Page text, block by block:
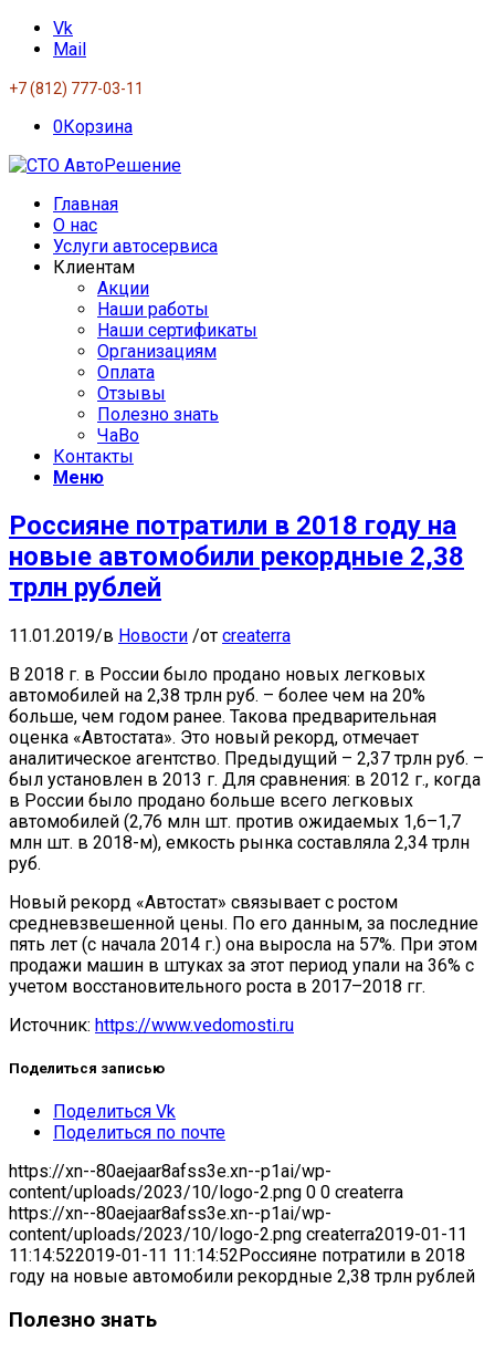
Vk
Mail
+7 (812) 777-03-11
0Корзина
Главная
О нас
Услуги автосервиса
Клиентам
Акции
Наши работы
Наши сертификаты
Организациям
Оплата
Отзывы
Полезно знать
ЧаВо
Контакты
Меню
Россияне потратили в 2018 году на
новые автомобили рекордные 2,38
трлн рублей
11.01.2019/в Новости /от createrra
В 2018 г. в России было продано новых легковых
автомобилей на 2,38 трлн руб. – более чем на 20%
больше, чем годом ранее. Такова предварительная
оценка «Автостата». Это новый рекорд, отмечает
аналитическое агентство. Предыдущий – 2,37 трлн руб. –
был установлен в 2013 г. Для сравнения: в 2012 г., когда
в России было продано больше всего легковых
автомобилей (2,76 млн шт. против ожидаемых 1,6–1,7
млн шт. в 2018-м), емкость рынка составляла 2,34 трлн
руб.
Новый рекорд «Автостат» связывает с ростом
средневзвешенной цены. По его данным, за последние
пять лет (с начала 2014 г.) она выросла на 57%. При этом
продажи машин в штуках за этот период упали на 36% с
учетом восстановительного роста в 2017–2018 гг.
Источник: https://www.vedomosti.ru
Поделиться записью
Поделиться Vk
Поделиться по почте
https://xn--80aejaar8afss3e.xn--p1ai/wp-
content/uploads/2023/10/logo-2.png 0 0 createrra
https://xn--80aejaar8afss3e.xn--p1ai/wp-
content/uploads/2023/10/logo-2.png createrra2019-01-11
11:14:522019-01-11 11:14:52 Россияне потратили в 2018
году на новые автомобили рекордные 2,38 трлн рублей
Полезно знать